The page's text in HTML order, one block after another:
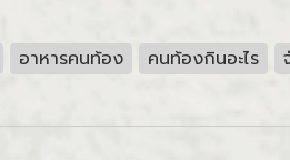
อาหารคนท้อง คนท้องกินอะไร